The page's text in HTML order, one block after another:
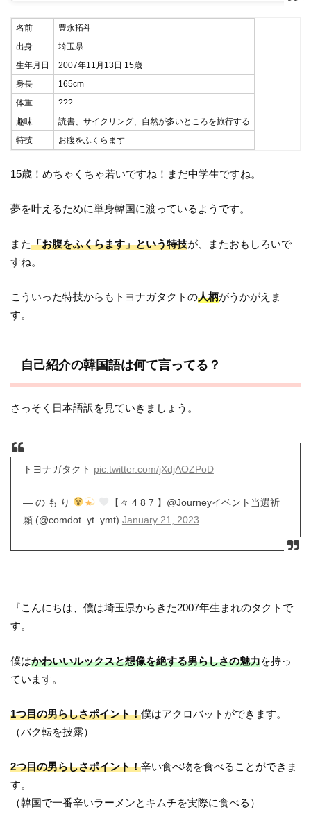
名前
豊永拓斗
出身
埼玉県
生年月日
2007年11月13日 15歳
身長
165cm
体重
???
趣味
読書、サイクリング、自然が多いところを旅行する
特技
お腹をふくらます
15歳！めちゃくちゃ若いですね！まだ中学生ですね。
夢を叶えるために単身韓国に渡っているようです。
また「お腹をふくらます」という特技が、またおもしろいで
すね。
こういった特技からもトヨナガタクトの人柄がうかがえま
す。
自己紹介の韓国語は何て言ってる？
さっそく日本語訳を見ていきましょう。
トヨナガタクト pic.twitter.com/jXdjAOZPoD
— の も り
【々 4 8 7 】@Journeyイベント当選祈
願 (@comdot_yt_ymt) January 21, 2023
『こんにちは、僕は埼玉県からきた2007年生まれのタクトで
す。
僕はかわいいルックスと想像を絶する男らしさの魅力を持っ
ています。
1つ目の男らしさポイント！僕はアクロバットができます。
（バク転を披露）
2つ目の男らしさポイント！辛い食べ物を食べることができま
す。
（韓国で一番辛いラーメンとキムチを実際に食べる）